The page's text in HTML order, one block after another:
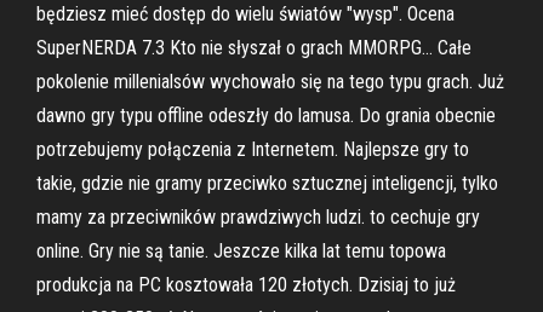
będziesz mieć dostęp do wielu światów "wysp". Ocena
SuperNERDA 7.3 Kto nie słyszał o grach MMORPG… Całe
pokolenie millenialsów wychowało się na tego typu grach. Już
dawno gry typu offline odeszły do lamusa. Do grania obecnie
potrzebujemy połączenia z Internetem. Najlepsze gry to
takie, gdzie nie gramy przeciwko sztucznej inteligencji, tylko
mamy za przeciwników prawdziwych ludzi. to cechuje gry
online. Gry nie są tanie. Jeszcze kilka lat temu topowa
produkcja na PC kosztowała 120 złotych. Dzisiaj to już